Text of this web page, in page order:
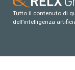
Tutto il contenuto di
dell’intelligenza